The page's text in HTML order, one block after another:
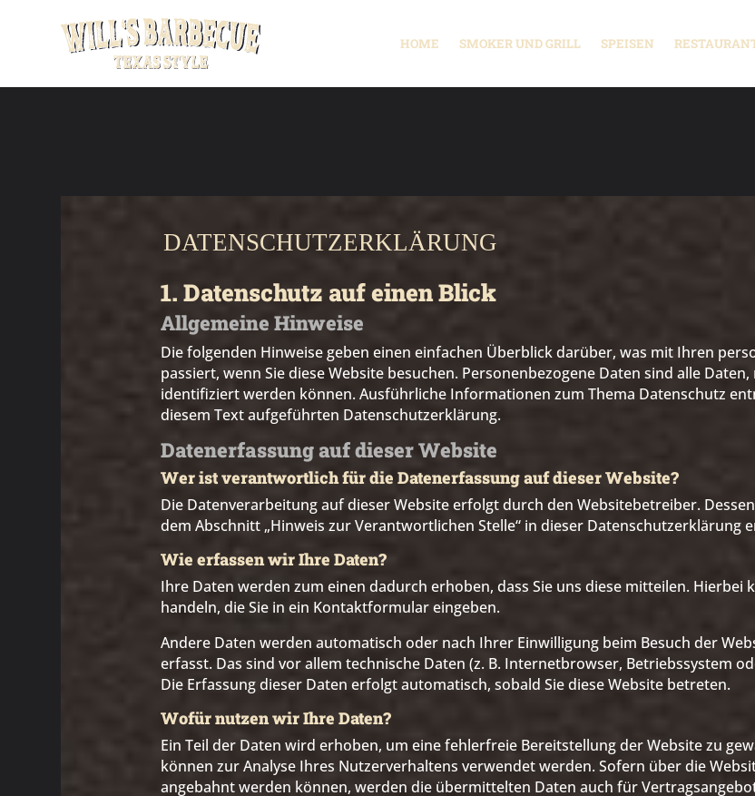
HOME SMOKER UND GRILL SPEISEN
DATENSCHUTZERKLÄRUNG
1. Datenschutz auf einen Blick
Allgemeine Hinweise
Die folgenden Hinweise geben einen einfachen Überblick darüber, was mit Ihren
passiert, wenn Sie diese Website besuchen. Personenbezogene Daten sind alle
identifiziert werden können. Ausführliche Informationen zum Thema Datenschutz
diesem Text aufgeführten Datenschutzerklärung.
Datenerfassung auf dieser Website
Wer ist verantwortlich für die Datenerfassung auf dieser Website?
Die Datenverarbeitung auf dieser Website erfolgt durch den Websitebetreiber.
dem Abschnitt „Hinweis zur Verantwortlichen Stelle“ in dieser Datenschutzerklärung
Wie erfassen wir Ihre Daten?
Ihre Daten werden zum einen dadurch erhoben, dass Sie uns diese mitteilen. Hierbei
handeln, die Sie in ein Kontaktformular eingeben.
Andere Daten werden automatisch oder nach Ihrer Einwilligung beim Besuch der
erfasst. Das sind vor allem technische Daten (z. B. Internetbrowser, Betriebssystem
Die Erfassung dieser Daten erfolgt automatisch, sobald Sie diese Website betreten.
Wofür nutzen wir Ihre Daten?
Ein Teil der Daten wird erhoben, um eine fehlerfreie Bereitstellung der Website zu
können zur Analyse Ihres Nutzerverhaltens verwendet werden. Sofern über die
angebahnt werden können, werden die übermittelten Daten auch für